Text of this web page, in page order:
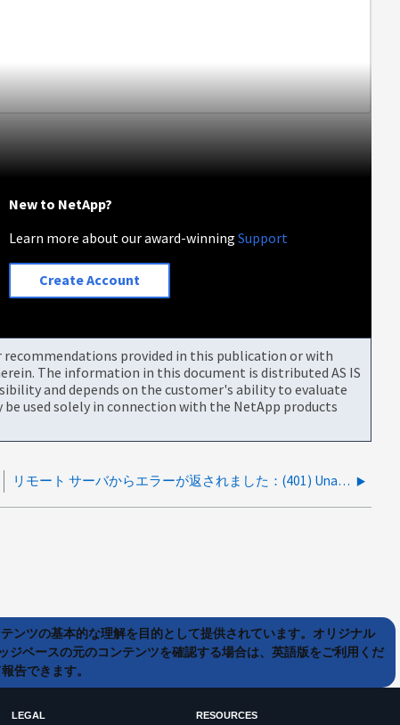
New to NetApp?
Learn more about our award-winningSupport
Create Account
provided in this publication or with
The information in this document is distributed AS IS
and depends on the customer's ability to evaluate
used solely in connection with the NetApp products
リモート サーバからエラーが返されました：(401) Unauthorized
ンツの基本的な理解を目的として提供されています。オリジナル
ベースの元のコンテンツを確認する場合は、英語版をご利用くだ
告できます。
LEGAL RESOURCES